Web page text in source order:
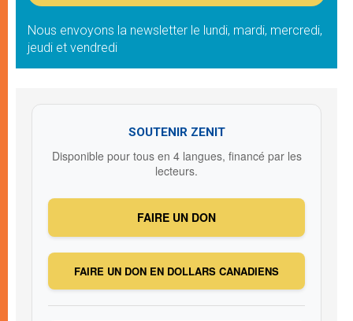
Nous envoyons la newsletter le lundi, mardi, mercredi,
jeudi et vendredi
SOUTENIR ZENIT
Disponible pour tous en 4 langues, financé par les
lecteurs.
FAIRE UN DON
FAIRE UN DON EN DOLLARS CANADIENS